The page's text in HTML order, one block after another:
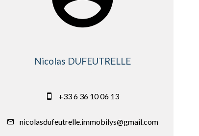
Nicolas DUFEUTRELLE
+33 6 36 10 06 13
nicolasdufeutrelle.immobilys@gmail.com